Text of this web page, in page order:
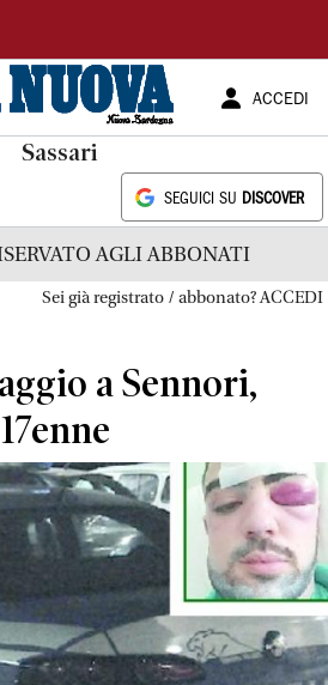
ACCEDI
Sassari
SEGUICI SU DISCOVER
AGLI ABBONATI
Sei già registrato / abbonato? ACCEDI
a Sennori,